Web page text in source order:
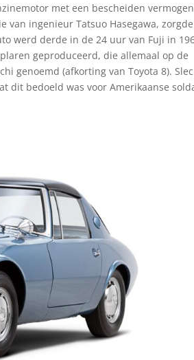
met een bescheiden
van ingenieur Tatsuo Hasegawa, zorgde
werd derde in de 24 uur van Fuji in
geproduceerd, die allemaal op de
genoemd (afkorting van Toyota 8).
dit bedoeld was voor Amerikaanse